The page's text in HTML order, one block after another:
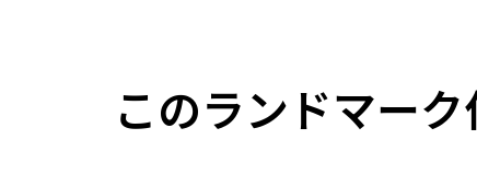
このランドマー